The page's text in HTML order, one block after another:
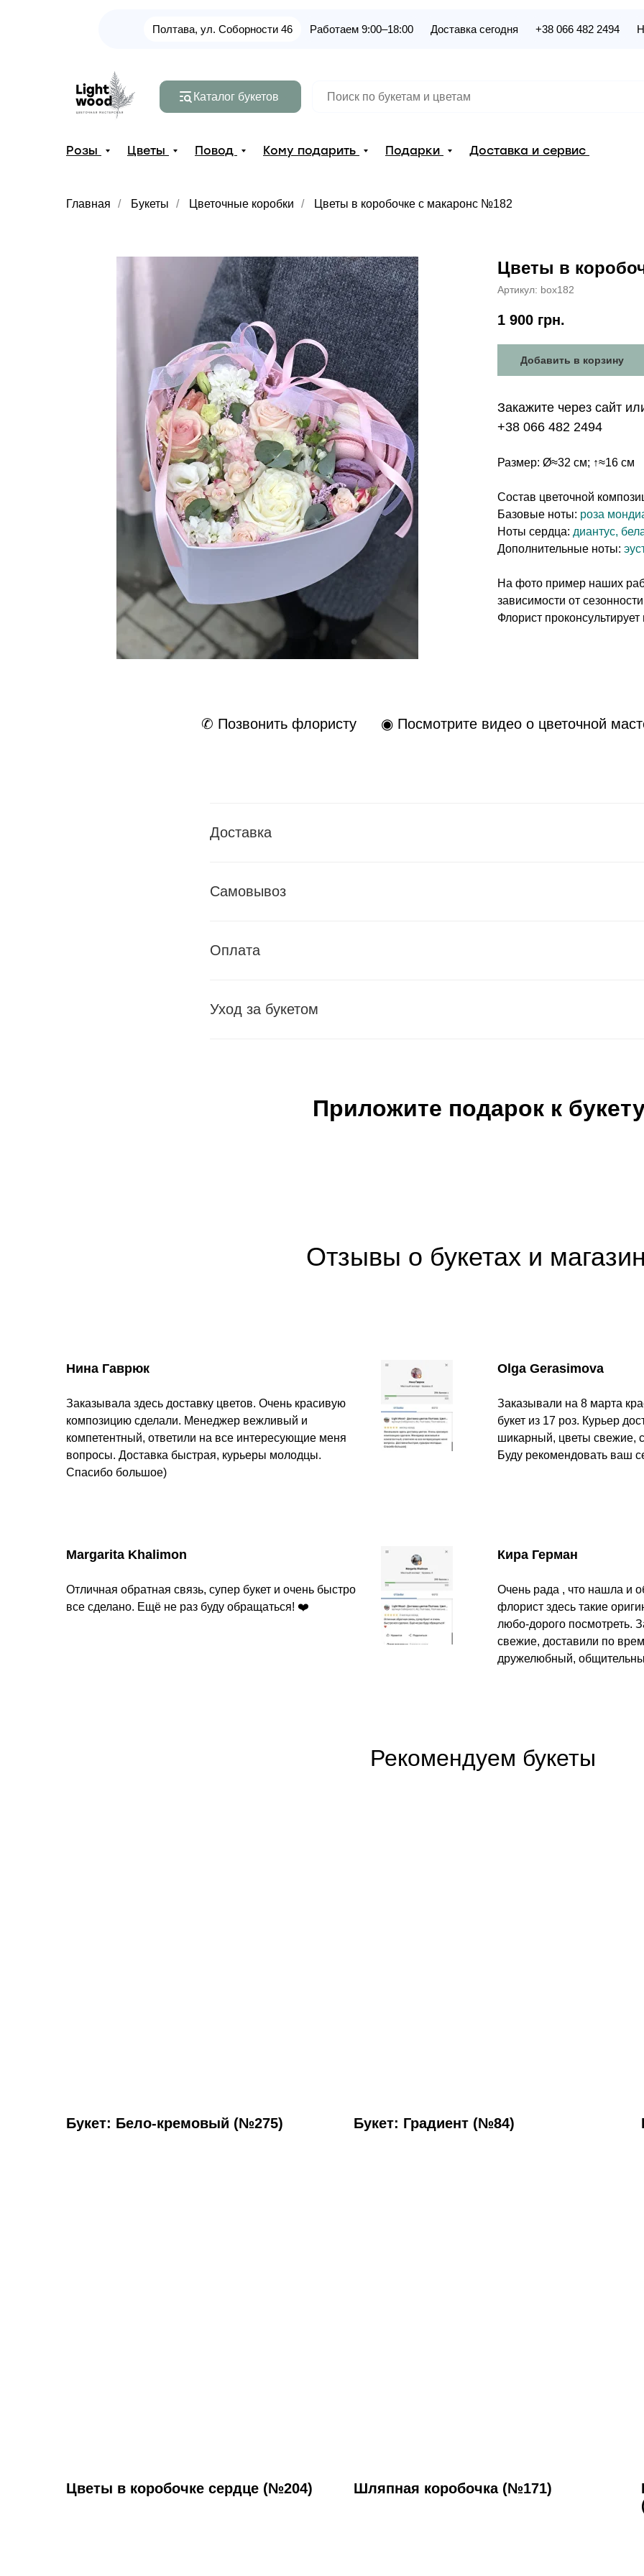
Полтава, ул. Соборности 46 Работаем 9:00–18:00 Доставка сегодня +38 066 482 2494
Каталог букетов
Розы Цветы Повод Кому подарить Подарки Доставка и сервис
Главная / Букеты / Цветочные коробки / Цветы в коробочке с макаронс №182
Цветы в
Артикул: box182
1 900 грн.
Добавить в корзину
Закажите через сайт
+38 066 482 2494
Размер: Ø≈32 см; ↑≈16 см
Состав цветочной
Базовые ноты: роза
Ноты сердца: диантус,
Дополнительные ноты:
На фото пример наших
зависимости от
Флорист
✆ Позвонить флористу ◉ Посмотрите видео о цветочной
Доставка
Самовывоз
Оплата
Уход за букетом
Приложите подарок к
Отзывы о букетах и
Нина Гаврюк
Заказывала здесь доставку цветов. Очень красивую
композицию сделали. Менеджер вежливый и
компетентный, ответили на все интересующие меня
вопросы. Доставка быстрая, курьеры молодцы.
Спасибо большое)
Olga Gerasimova
Заказывали на 8 марта
букет из 17 роз. Курьер
шикарный, цветы свежие,
Буду рекомендовать ваш
Margarita Khalimon
Отличная обратная связь, супер букет и очень быстро
все сделано. Ещё не раз буду обращаться! ❤️
Кира Герман
Очень рада , что нашла и
флорист здесь такие
любо-дорого посмотреть.
свежие, доставили по
дружелюбный,
Рекомендуем букеты
Букет: Бело-кремовый (№275) Букет: Градиент (№84)
Цветы в коробочке сердце (№204) Шляпная коробочка (№171)